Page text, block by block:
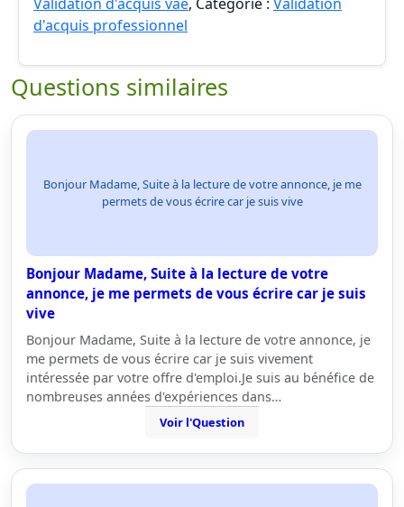
d'acquis professionnel
Questions similaires
Bonjour Madame, Suite à la lecture de votre annonce, je me
permets de vous écrire car je suis vive
Bonjour Madame, Suite à la lecture de votre
annonce, je me permets de vous écrire car je suis
vive
Bonjour Madame, Suite à la lecture de votre annonce, je
me permets de vous écrire car je suis vivement
intéressée par votre offre d'emploi.Je suis au bénéfice de
nombreuses années d'expériences dans…
Voir l'Question